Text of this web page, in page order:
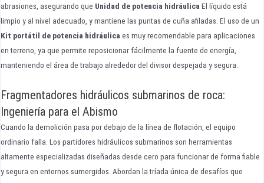
abrasiones, asegurando que Unidad de potencia hidráulica El líquido está
limpio y al nivel adecuado, y mantiene las puntas de cuña afiladas. El uso de un
Kit portátil de potencia hidráulica es muy recomendable para aplicaciones
en terreno, ya que permite reposicionar fácilmente la fuente de energía,
manteniendo el área de trabajo alrededor del divisor despejada y segura.
Fragmentadores hidráulicos submarinos de roca:
Ingeniería para el Abismo
Cuando la demolición pasa por debajo de la línea de flotación, el equipo
ordinario falla. Los partidores hidráulicos submarinos son herramientas
altamente especializadas diseñadas desde cero para funcionar de forma fiable
y segura en entornos sumergidos. Abordan la tríada única de desafíos que